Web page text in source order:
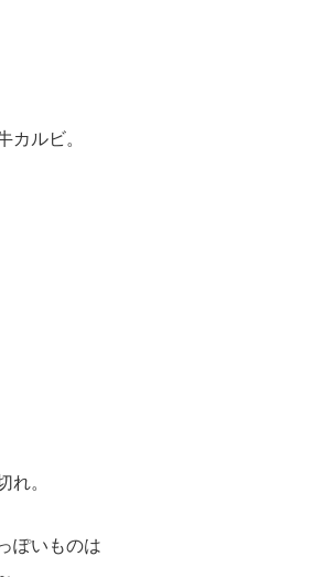
カルビ。
れ。
ぽいものは